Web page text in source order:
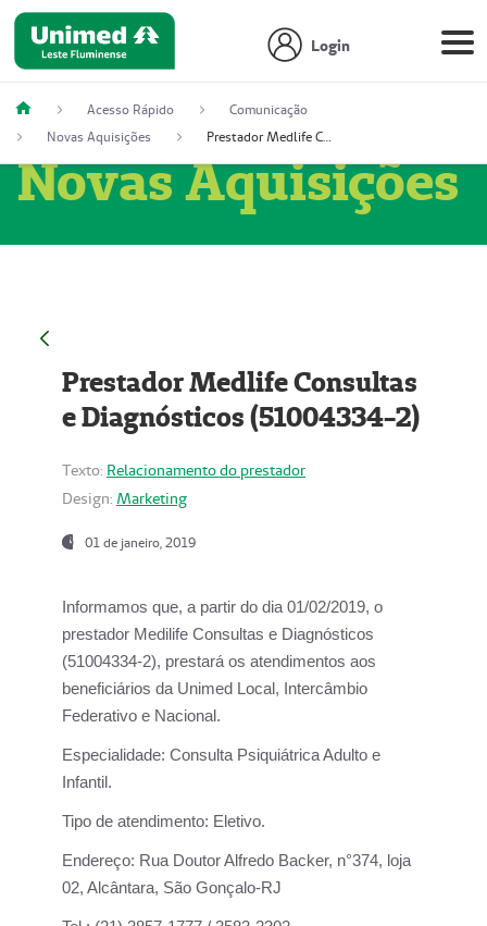
Login
Acesso Rápido
Comunicação
Novas Aquisições
Prestador Medlife Consultas e Diagnósticos (51004334-2)
Novas Aquisições
Prestador Medlife Consultas
e Diagnósticos (51004334-2)
Texto: Relacionamento do prestador
Design: Marketing
01 de janeiro, 2019
Informamos que, a partir do dia 01/02/2019, o
prestador Medilife Consultas e Diagnósticos
(51004334-2), prestará os atendimentos aos
beneficiários da Unimed Local, Intercâmbio
Federativo e Nacional.
Especialidade: Consulta Psiquiátrica Adulto e
Infantil.
Tipo de atendimento: Eletivo.
Endereço: Rua Doutor Alfredo Backer, n°374, loja
02, Alcântara, São Gonçalo-RJ